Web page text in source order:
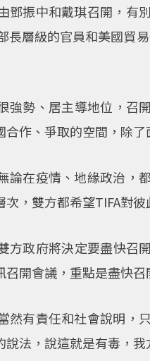
鄧振中和戴琪召開，
長層級的官員和美國貿
強勢、居主導地位，召
作、爭取的空間，除
論在疫情、地緣政治
，雙方都希望TIFA對
方政府將決定要盡快召
開會議，重點是盡快召
然有責任和社會說明
法，說這就是有毒，